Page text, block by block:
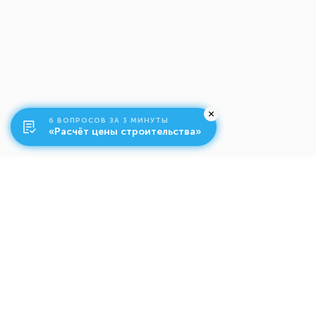
6 ВОПРОСОВ ЗА 3 МИНУТЫ
«Расчёт цены строительства»